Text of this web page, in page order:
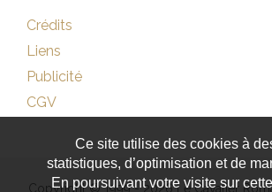
Crédits
Liens
Publicité
CGV
Copyright © 1999 - 2026 Le Cavalier
Ce site utilise des cookies à
statistiques, d’optimisation et de
En poursuivant votre visite sur